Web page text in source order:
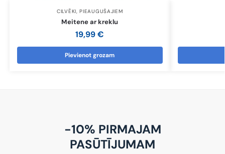
CILVĒKI,PIEAUGUŠAJIEM
Meitene ar kreklu
19,99€
Pievienot grozam
-10% PIRMAJAM
PASŪTĪJUMAM